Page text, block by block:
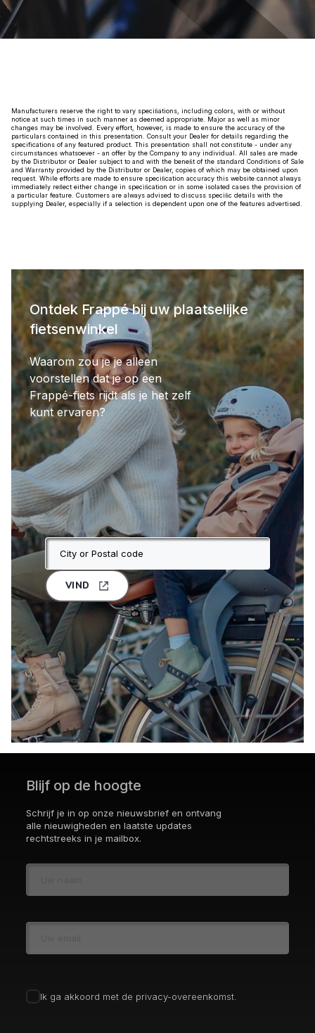
Manufacturers reserve the right to vary speciﬁations, including colors, with or without
notice at such times in such manner as deemed appropriate. Major as well as minor
changes may be involved. Every effort, however, is made to ensure the accuracy of the
particulars contained in this presentation. Consult your Dealer for details regarding the
specifications of any featured product. This presentation shall not constitute - under any
circumstances whatsoever - an offer by the Company to any individual. All sales are made
by the Distributor or Dealer subject to and with the beneﬁt of the standard Conditions of Sale
and Warranty provided by the Distributor or Dealer, copies of which may be obtained upon
request. While efforts are made to ensure speciﬁcation accuracy this website cannot always
immediately reﬂect either change in speciﬁcation or in some isolated cases the provision of
a particular feature. Customers are always advised to discuss speciﬁc details with the
supplying Dealer, especially if a selection is dependent upon one of the features advertised.
Ontdek Frappé bij uw plaatselijke
fietsenwinkel
Waarom zou je je alleen
voorstellen dat je op een
Frappé-fiets rijdt als je het zelf
kunt ervaren?
VIND
Blijf op de hoogte
Schrijf je in op onze nieuwsbrief en ontvang
alle nieuwigheden en laatste updates
rechtstreeks in je mailbox.
Ik ga akkoord met de privacy-overeenkomst.